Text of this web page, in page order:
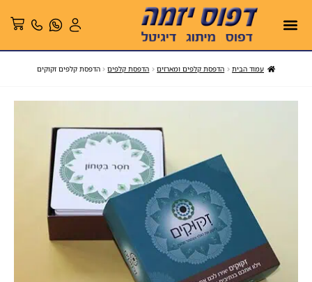
עמוד הבית הדפסת קלפים ומארזים הדפסת קלפים הדפסת קלפים זקוקים